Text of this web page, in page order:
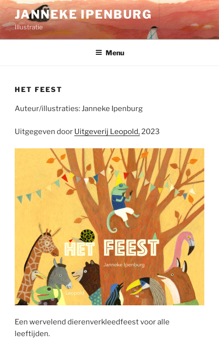
Ga
naar
de
inhoud
JANNEKE IPENBURG
Illustratie
Menu
HET FEEST
Auteur/illustraties: Janneke Ipenburg
Uitgegeven door Uitgeverij Leopold, 2023
Een wervelend dierenverkleedfeest voor alle
leeftijden.